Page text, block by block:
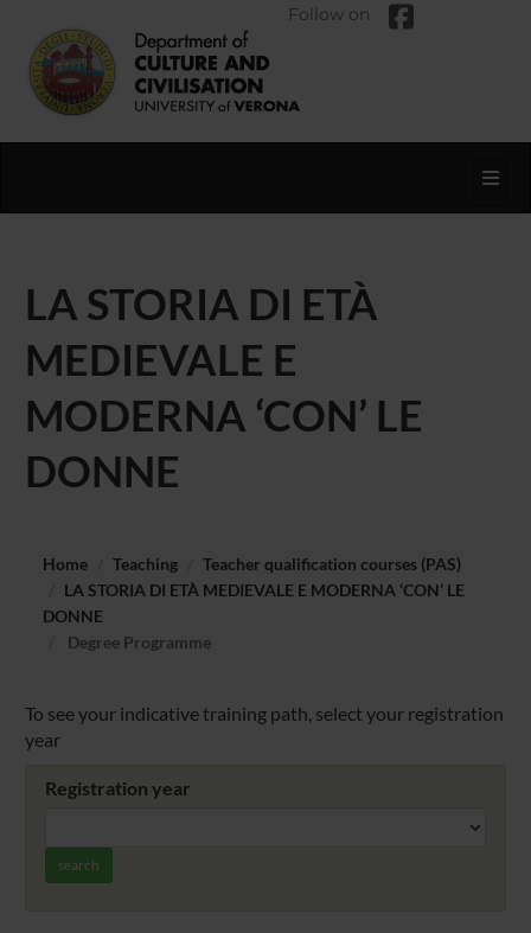
Follow on
LA STORIA DI ETÀ
MEDIEVALE E
MODERNA ‘CON’ LE
DONNE
Home Teaching
Teacher qualification courses (PAS)
LA STORIA DI ETÀ MEDIEVALE E MODERNA ‘CON’ LE
DONNE
Degree Programme
To see your indicative training path, select your registration
year
Registration year
search